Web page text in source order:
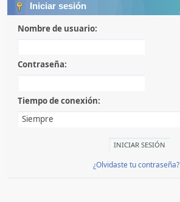
Iniciar sesión
Nombre de usuario:
Contraseña:
Tiempo de conexión:
¿Olvidaste tu contraseña?